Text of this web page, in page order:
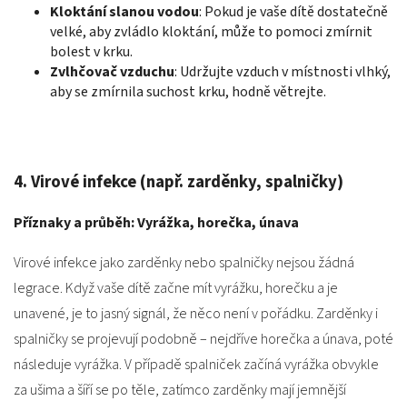
Kloktání slanou vodou: Pokud je vaše dítě dostatečně
velké, aby zvládlo kloktání, může to pomoci zmírnit
bolest v krku.
Zvlhčovač vzduchu: Udržujte vzduch v místnosti vlhký,
aby se zmírnila suchost krku, hodně větrejte.
4. Virové infekce (např. zarděnky, spalničky)
Příznaky a průběh: Vyrážka, horečka, únava
Virové infekce jako zarděnky nebo spalničky nejsou žádná
legrace. Když vaše dítě začne mít vyrážku, horečku a je
unavené, je to jasný signál, že něco není v pořádku. Zarděnky i
spalničky se projevují podobně – nejdříve horečka a únava, poté
následuje vyrážka. V případě spalniček začíná vyrážka obvykle
za ušima a šíří se po těle, zatímco zarděnky mají jemnější